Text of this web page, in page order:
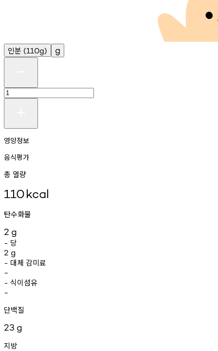
인분 (110g) g
영양정보
음식평가
총 열량
110kcal
탄수화물
2 g
- 당
2 g
- 대체 감미료
-
- 식이섬유
-
단백질
23 g
지방